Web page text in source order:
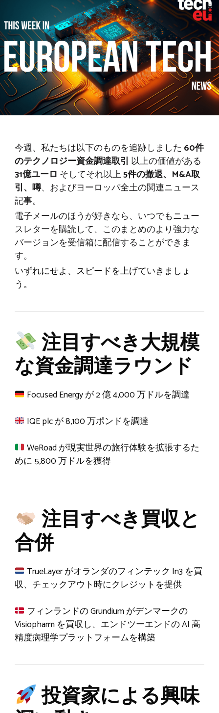
今週、私たちは以下のものを追跡しました 60件
のテクノロジー資金調達取引 以上の価値がある
31億ユーロ そしてそれ以上5件の撤退、M&A取
引、噂、およびヨーロッパ全土の関連ニュース
記事。
電子メールのほうが好きなら、いつでもニュー
スレターを購読して、このまとめのより強力な
バージョンを受信箱に配信することができま
す。
いずれにせよ、スピードを上げていきましょ
う。
注目すべき大規模
な資金調達ラウンド
Focused Energy が 2 億 4,000 万ドルを調達
IQE plc が 8,100 万ポンドを調達
WeRoad が現実世界の旅行体験を拡張するた
めに 5,800 万ドルを獲得
注目すべき買収と
合併
TrueLayer がオランダのフィンテック In3 を買
収、チェックアウト時にクレジットを提供
フィンランドの Grundium がデンマークの
Visiopharm を買収し、エンドツーエンドの AI 高
精度病理学プラットフォームを構築
投資家による興味